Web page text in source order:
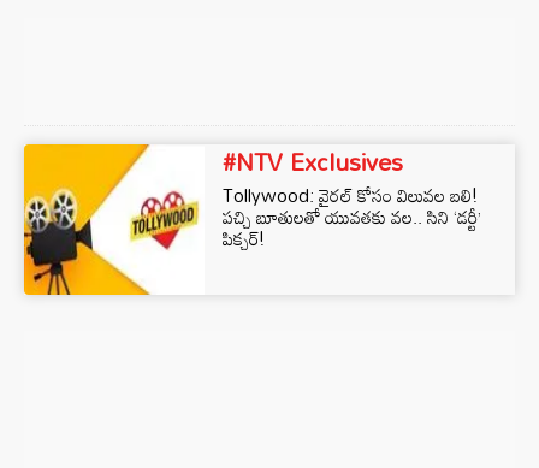
#NTV Exclusives
Tollywood: వైరల్ కోసం విలువల బలి!
పచ్చి బూతులతో యువతకు వల.. సిని ‘డర్టీ’
పిక్చర్!